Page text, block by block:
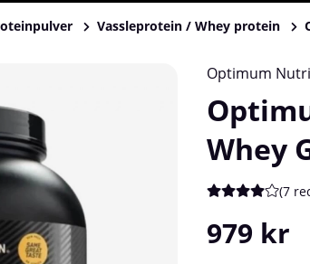
Vassleprotein / Whey protein
Gold Standard, 2 kg Optimum
Whey
Medelbetyg 4 av
(7
979 kr